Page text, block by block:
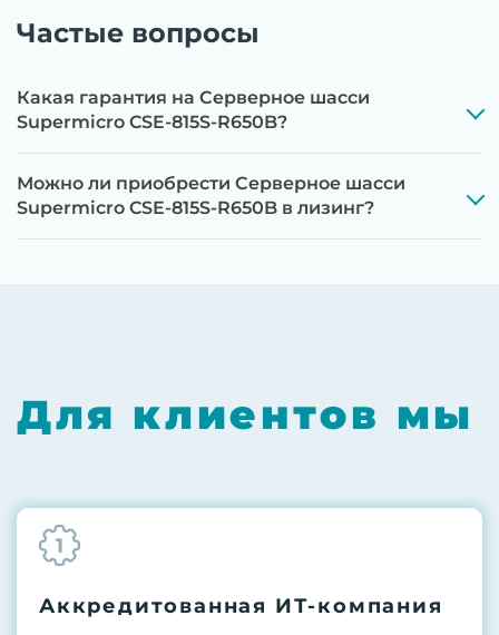
Этап 2:Обновление прошивок BIOS, RAID-
контроллеров, iLO/iDRAC и сетевых
Этап 3:
термоинтерфейсов, замена батареек
Частые вопросы
Какая гарантия на Серверное шасси
Supermicro CSE-815S-R650B?
Можно ли приобрести Серверное шасси
Supermicro CSE-815S-R650B в лизинг?
Для клиентов мы
1
Аккредитованная ИТ-компания